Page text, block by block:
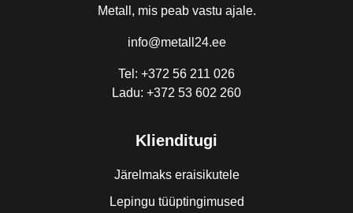
Metall, mis peab vastu ajale.
info@metall24.ee
Tel: +372 56 211 026
Ladu: +372 53 602 260
Klienditugi
Järelmaks eraisikutele
Lepingu tüüptingimused